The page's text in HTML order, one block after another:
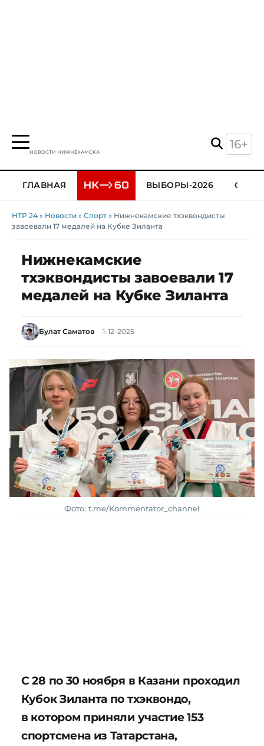
НОВОСТИ НИЖНЕКАМСКА
16+
ГЛАВНАЯ ВЫБОРЫ-2026
НТР 24 » Новости » Спорт » Нижнекамские тхэквондисты
завоевали 17 медалей на Кубке Зиланта
Нижнекамские
тхэквондисты завоевали 17
медалей на Кубке Зиланта
Булат Саматов 1-12-2025
Фото: t.me/Kommentator_channel
С 28 по 30 ноября в Казани проходил
Кубок Зиланта по тхэквондо,
в котором приняли участие 153
спортсмена из Татарстана,